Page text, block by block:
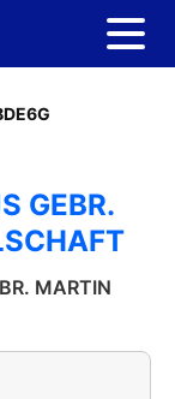
GEBR.
MARTIN